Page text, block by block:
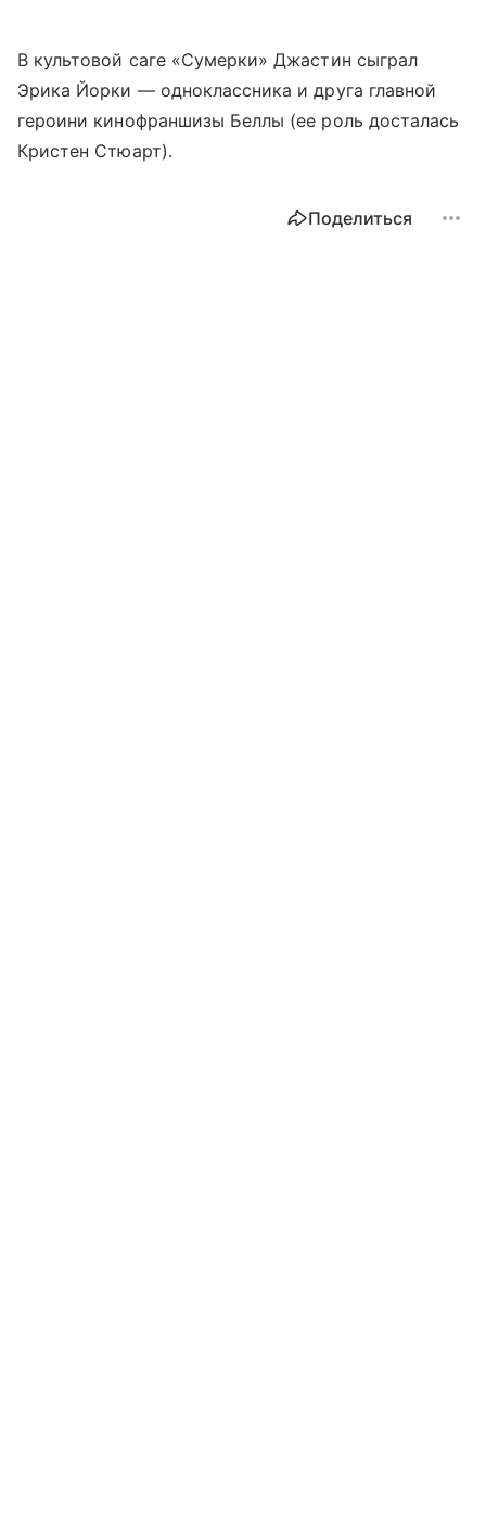
В культовой саге «Сумерки» Джастин сыграл
Эрика Йорки — одноклассника и друга главной
героини кинофраншизы Беллы (ее роль досталась
Кристен Стюарт).
Поделиться